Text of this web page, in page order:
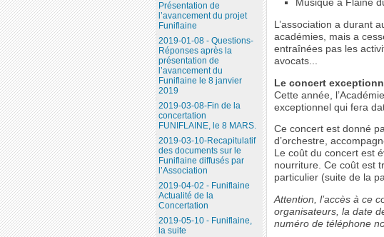
Musique à Flaine
L’association a durant
académies, mais a
entraînées pas les
avocats...
Le concert
Cette année,
exceptionnel qui fera
Ce concert est donné
d’orchestre,
Le coût du concert est
nourriture. Ce coût est
particulier (suite de la
Attention, l’accès à ce
organisateurs, la date
numéro de téléphone
Présentation de
l’avancement du projet
Funiflaine
2019-01-08 - Questions-
Réponses après la
présentation de
l’avancement du
Funiflaine le 8 janvier
2019
2019-03-08-Fin de la
concertation
FUNIFLAINE, le 8 MARS.
2019-03-10-Recapitulatif
des documents sur le
Funiflaine diffusés par
l’Association
2019-04-02 - Funiflaine
Actualité de la
Concertation
2019-05-10 - Funiflaine,
la suite